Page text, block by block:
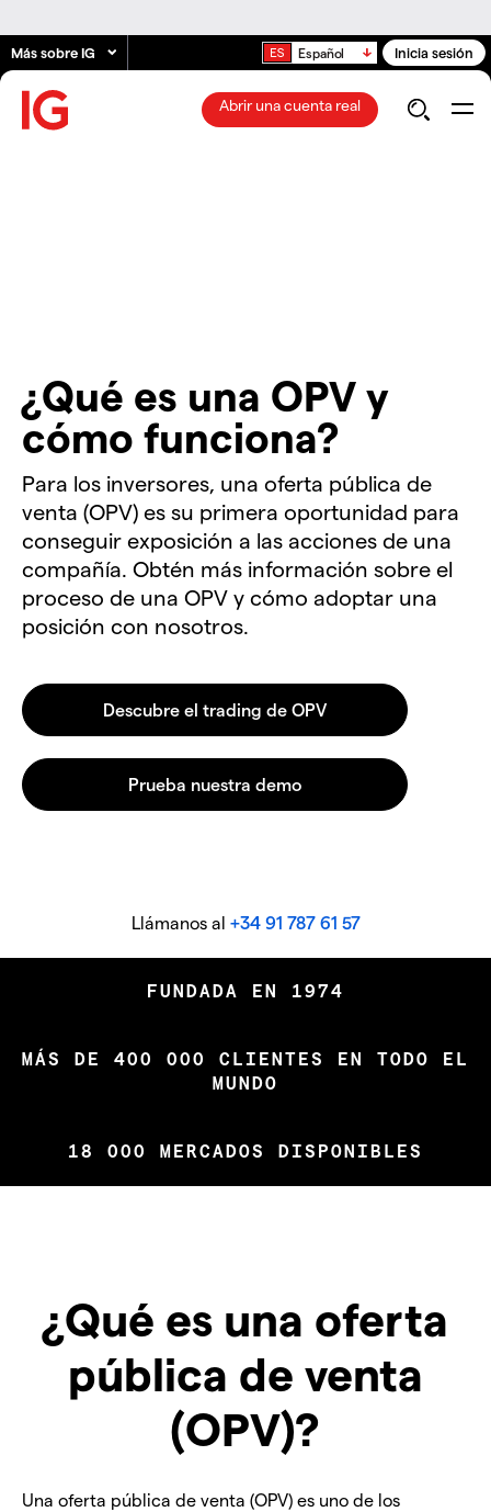
Más sobre IG Español Inicia sesión
Abrir una cuenta real
¿Qué es una OPV y
cómo funciona?
Para los inversores, una oferta pública de
venta (OPV) es su primera oportunidad para
conseguir exposición a las acciones de una
compañía. Obtén más información sobre el
proceso de una OPV y cómo adoptar una
posición con nosotros.
Llámanos al +34 91 787 61 57
FUNDADA EN 1974
MÁS DE 400 000 CLIENTES EN TODO EL
MUNDO
18 000 MERCADOS DISPONIBLES
¿Qué es una oferta
pública de venta
(OPV)?
Una oferta pública de venta (OPV) es uno de los